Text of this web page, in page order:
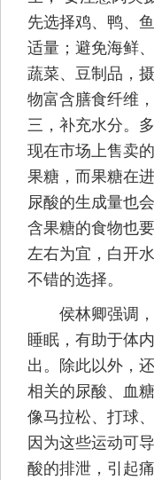
先选择鸡、鸭、
适量；避免海鲜
蔬菜、豆制品，
物富含膳食纤维
三，补充水分。
现在市场上售卖
果糖，而果糖在
尿酸的生成量也
含果糖的食物也
左右为宜，白开
不错的选择。
侯林卿强调，
睡眠，有助于体
出。除此以外，
相关的尿酸、血
像马拉松、打球
因为这些运动可
酸的排泄，引起